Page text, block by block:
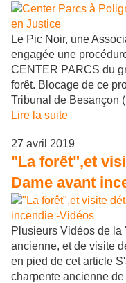
Le Pic Noir, une
engagée une
CENTER PARCS du
forêt. Blocage de ce
Tribunal de Besançon
Lire la suite
27 avril 2019
"La forêt",et
Dame avant
Plusieurs Vidéos de
ancienne, et de visite
en pied de cet article
charpente ancienne